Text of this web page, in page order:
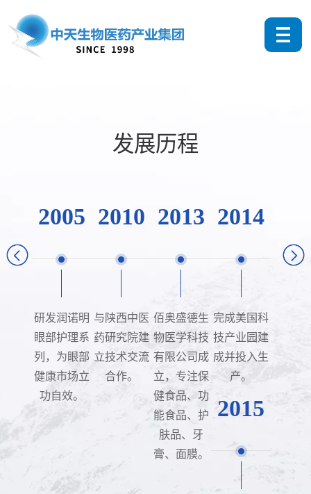
发展历程
2005
研发润诺明
眼部护理系
列，为眼部
健康市场立
功自效。
2010
与陕西中医
药研究院建
立技术交流
合作。
2013
佰奥盛德生
物医学科技
有限公司成
立，专注保
健食品、功
能食品、护
肤品、牙
膏、面膜。
2014
完成美国科
技产业园建
成并投入生
产。
2015